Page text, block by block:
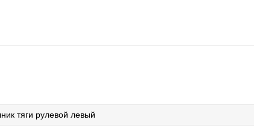
тяги рулевой левый